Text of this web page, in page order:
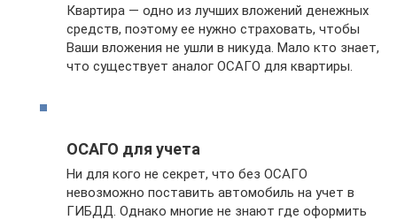
Квартира — одно из лучших вложений денежных
средств, поэтому ее нужно страховать, чтобы
Ваши вложения не ушли в никуда. Мало кто знает,
что существует аналог ОСАГО для квартиры.
ОСАГО для учета
Ни для кого не секрет, что без ОСАГО
невозможно поставить автомобиль на учет в
ГИБДД. Однако многие не знают где оформить